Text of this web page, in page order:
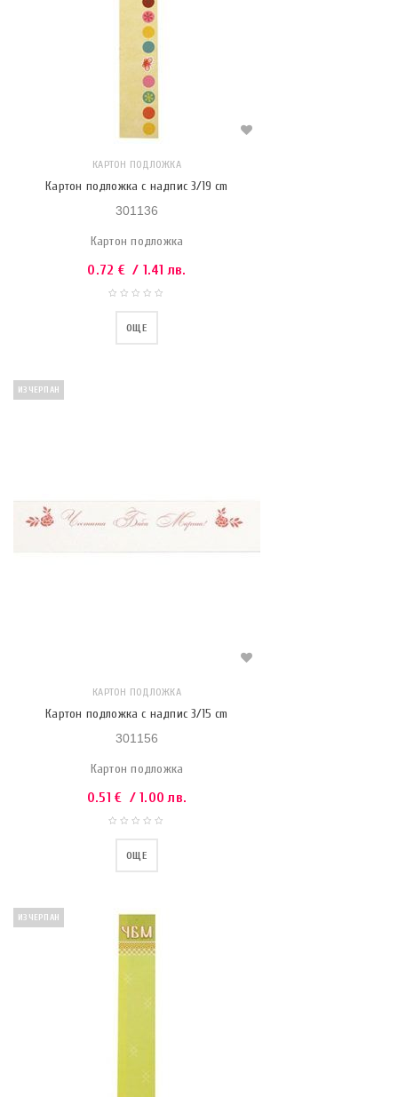
КАРТОН ПОДЛОЖКА
Картон подложка с надпис 3/19 cm
301136
Картон подложка
0.72 € / 1.41 лв.
ОЩЕ
ИЗЧЕРПАН
КАРТОН ПОДЛОЖКА
Картон подложка с надпис 3/15 cm
301156
Картон подложка
0.51€ / 1.00 лв.
ОЩЕ
ИЗЧЕРПАН